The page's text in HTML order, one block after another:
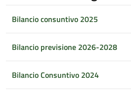
Bilancio consuntivo 2025
Bilancio previsione 2026-2028
Bilancio Consuntivo 2024